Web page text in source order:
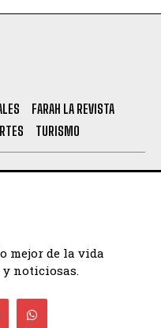
FARAH LA REVISTA
TURISMO
mejor de la vida
y noticiosas.